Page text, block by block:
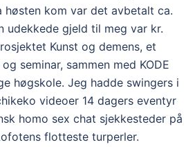
høsten kom var det avbetalt ca.
udekkede gjeld til meg var kr.
Kunst og demens, et
seminar, sammen med KODE
høgskole. Jeg hadde swingers i
videoer 14 dagers eventyr
homo sex chat sjekkesteder på
flotteste turperler.